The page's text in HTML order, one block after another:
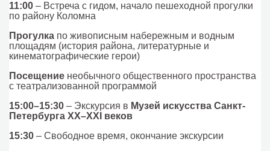
11:00 – Встреча с гидом, начало пешеходной прогулки
по району Коломна
Прогулка по живописным набережным и водным
площадям (история района, литературные и
кинематографические герои)
Посещение необычного общественного пространства
с театрализованной программой
15:00–15:30 – Экскурсия в Музей искусства Санкт-
Петербурга XX–XXI веков
15:30 – Свободное время, окончание экскурсии